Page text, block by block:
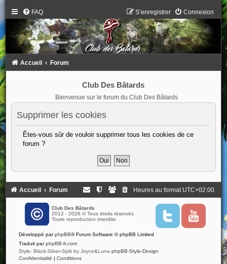
FAQ Connexion
S’enregistrer
Accueil Forum
Club Des Bâtards
Bienvenue sur le forum du Club Des Bâtards
Supprimer les cookies
Êtes-vous sûr de vouloir supprimer tous les cookies de ce
forum ?
Accueil Forum Heures au format UTC+02:00
Club Des Bâtards
2012 - 2026 © Tous droits réservés
Toute reproduction interdite
T
i
Y
u
Développé parphpBB® Forum Software © phpBB Limited
Traduit parphpBB-fr.com
Style: Black-Silver-Split by Joyce&Luna phpBB-Style-Design
Confidentialité | Conditions